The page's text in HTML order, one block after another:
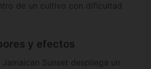
de un cultivo con dificultad
y efectos
Jamaican Sunset despliega un